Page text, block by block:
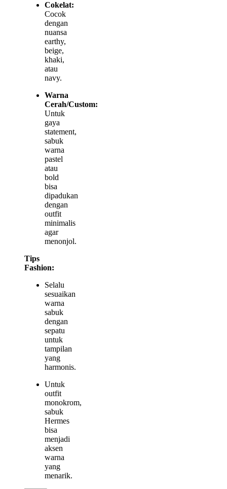
Cokelat:
Cocok
dengan
nuansa
earthy,
beige,
khaki,
atau
navy.
Warna
Cerah/Custom:
Untuk
gaya
statement,
sabuk
warna
pastel
atau
bold
bisa
dipadukan
dengan
outfit
minimalis
agar
menonjol.
Tips
Fashion:
Selalu
sesuaikan
warna
sabuk
dengan
sepatu
untuk
tampilan
yang
harmonis.
Untuk
outfit
monokrom,
sabuk
Hermes
bisa
menjadi
aksen
warna
yang
menarik.